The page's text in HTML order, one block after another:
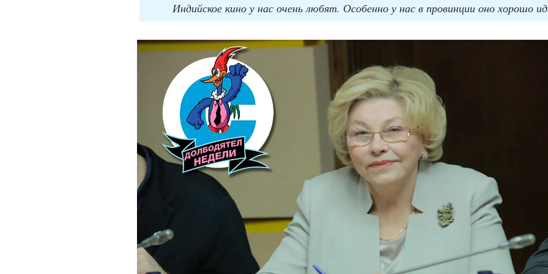
Индийское кино у нас очень любят. Особенно у нас в провинции оно хорошо